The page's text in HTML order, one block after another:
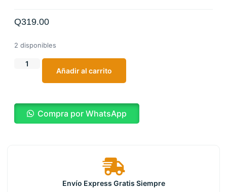
Q319.00
2 disponibles
Añadir al carrito
Compra por WhatsApp
Envío Express Gratis Siempre